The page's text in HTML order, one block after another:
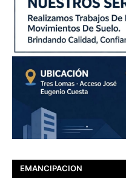
EMANCIPACION